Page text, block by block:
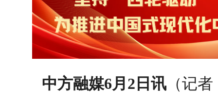
中方融媒6月2日讯 （记